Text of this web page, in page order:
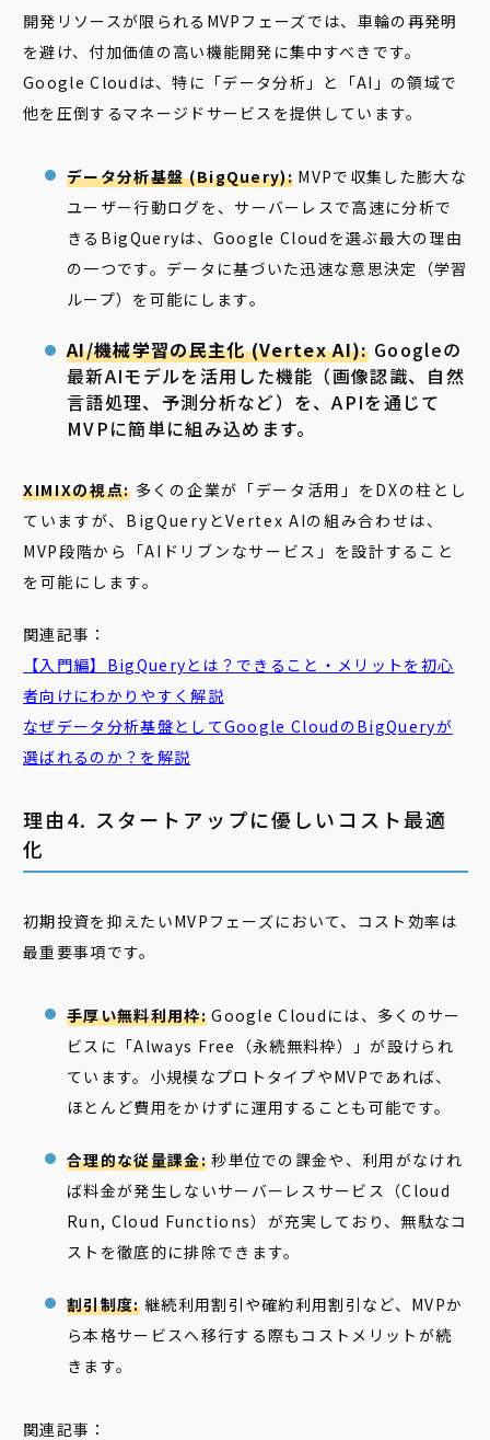
開発リソースが限られるMVPフェーズでは、車輪の再発明
を避け、付加価値の高い機能開発に集中すべきです。
Google Cloudは、特に「データ分析」と「AI」の領域で
他を圧倒するマネージドサービスを提供しています。
データ分析基盤 (BigQuery): MVPで収集した膨大な
ユーザー行動ログを、サーバーレスで高速に分析で
きるBigQueryは、Google Cloudを選ぶ最大の理由
の一つです。データに基づいた迅速な意思決定（学習
ループ）を可能にします。
AI/機械学習の民主化 (Vertex AI):Googleの
最新AIモデルを活用した機能（画像認識、自然
言語処理、予測分析など）を、APIを通じて
MVPに簡単に組み込めます。
XIMIXの視点: 多くの企業が「データ活用」をDXの柱とし
ていますが、BigQueryとVertex AIの組み合わせは、
MVP段階から「AIドリブンなサービス」を設計すること
を可能にします。
関連記事：
【入門編】 BigQueryとは？できること・メリットを初心
者向けにわかりやすく解説
なぜデータ分析基盤としてGoogle CloudのBigQueryが
選ばれるのか？を解説
理由4. スタートアップに優しいコスト最適
化
初期投資を抑えたいMVPフェーズにおいて、コスト効率は
最重要事項です。
手厚い無料利用枠:Google Cloudには、多くのサー
ビスに「Always Free（永続無料枠）」が設けられ
ています。小規模なプロトタイプやMVPであれば、
ほとんど費用をかけずに運用することも可能です。
合理的な従量課金:秒単位での課金や、利用がなけれ
ば料金が発生しないサーバーレスサービス（Cloud
Run, Cloud Functions）が充実しており、無駄なコ
ストを徹底的に排除できます。
割引制度:継続利用割引や確約利用割引など、MVPか
ら本格サービスへ移行する際もコストメリットが続
きます。
関連記事：